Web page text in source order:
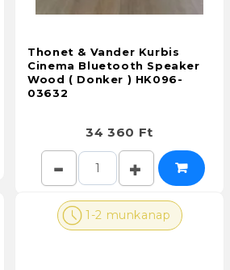
Thonet & Vander Kurbis
Cinema Bluetooth Speaker
Wood ( Donker ) HK096-
03632
34 360 Ft
1-2 munkanap